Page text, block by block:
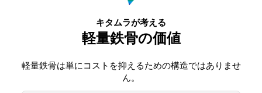
キタムラが考える
軽量鉄骨の価値
軽量鉄骨は単にコストを抑えるための構造ではありませ
ん。